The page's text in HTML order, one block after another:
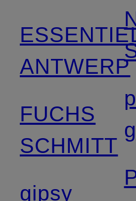
ANTWERP
FUCHS
SCHMITT
gipsy